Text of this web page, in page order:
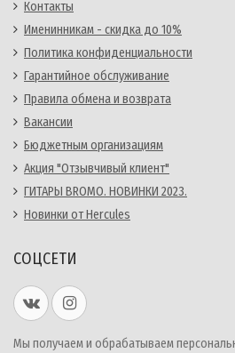
Контакты
Именинникам - скидка до 10%
Политика конфиденциальности
Гарантийное обслуживание
Правила обмена и возврата
Вакансии
Бюджетным организациям
Акция "Отзывчивый клиент"
ГИТАРЫ BROMO. НОВИНКИ 2023.
Новинки от Hercules
СОЦСЕТИ
Мы получаем и обрабатываем